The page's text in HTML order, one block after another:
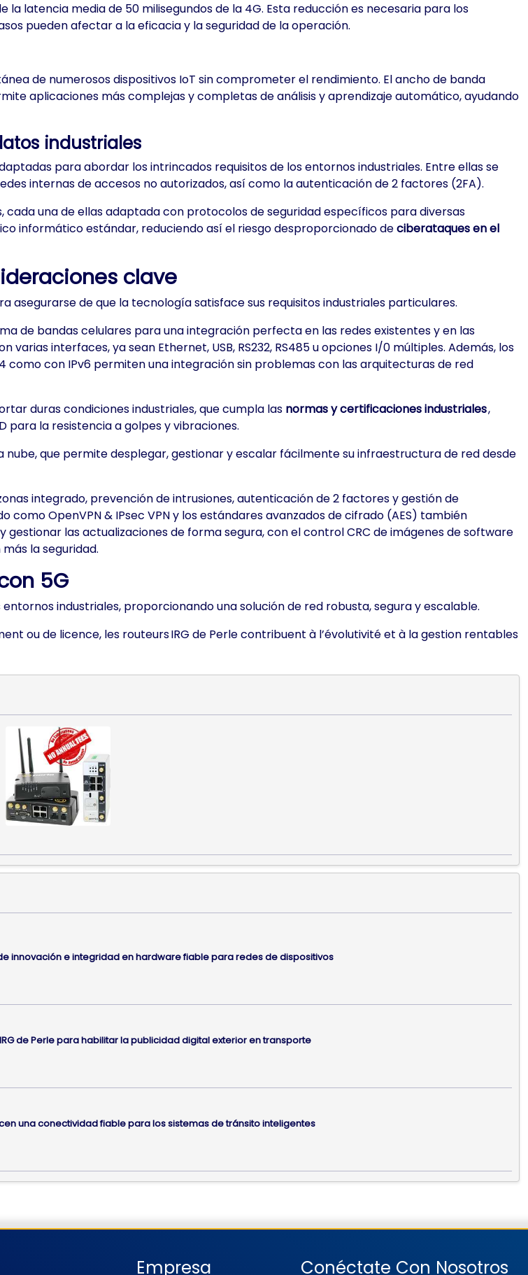
latencia media de 50 milisegundos de la 4G. Esta reducción es necesaria para los
pueden afectar a la eficacia y la seguridad de la operación.
de numerosos dispositivos IoT sin comprometer el rendimiento. El ancho de banda
aplicaciones más complejas y completas de análisis y aprendizaje automático, ayudando
industriales
para abordar los intrincados requisitos de los entornos industriales. Entre ellas se
internas de accesos no autorizados, así como la autenticación de 2 factores (2FA).
una de ellas adaptada con protocolos de seguridad específicos para diversas
informático estándar, reduciendo así el riesgo desproporcionado deciberataques en el
clave
asegurarse de que la tecnología satisface sus requisitos industriales particulares.
de bandas celulares para una integración perfecta en las redes existentes y en las
interfaces, ya sean Ethernet, USB, RS232, RS485 u opciones I/0 múltiples. Además, los
con IPv6 permiten una integración sin problemas con las arquitecturas de red
duras condiciones industriales, que cumpla las normas y certificaciones industriales,
para la resistencia a golpes y vibraciones.
nube, que permite desplegar, gestionar y escalar fácilmente su infraestructura de red desde
integrado, prevención de intrusiones, autenticación de 2 factores y gestión de
como OpenVPN & IPsec VPN y los estándares avanzados de cifrado (AES) también
las actualizaciones de forma segura, con el control CRC de imágenes de software
la seguridad.
5G
industriales, proporcionando una solución de red robusta, segura y escalable.
ou de licence, les routeurs IRG de Perle contribuent à l’évolutivité et à la gestion rentables
innovación e integridad en hardware fiable para redes de dispositivos
de Perle para habilitar la publicidad digital exterior en transporte
una conectividad fiable para los sistemas de tránsito inteligentes
Empresa Conéctate Con Nosotros